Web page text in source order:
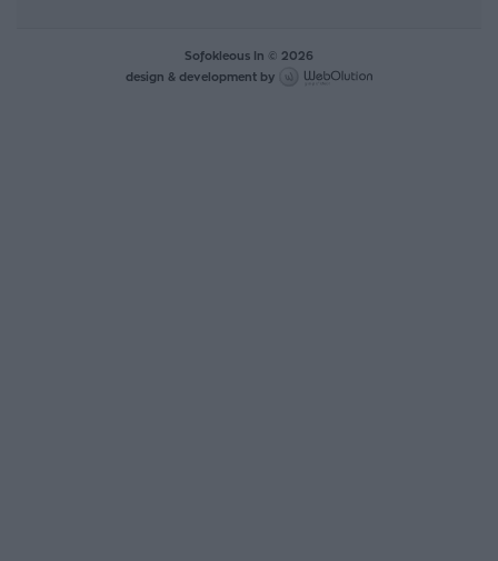
Sofokleous In © 2026
design & development by